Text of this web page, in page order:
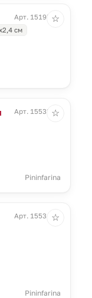
Арт. 15197.00
см
☆
Арт. 15533.60
Pininfarina
☆
Арт. 15534.20
Pininfarina
☆